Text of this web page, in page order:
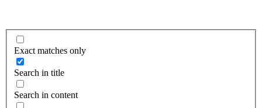
Exact matches only
Search in title
Search in content